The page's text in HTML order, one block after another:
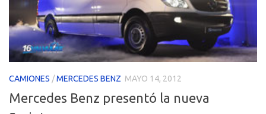
CAMIONES /MERCEDES BENZ MAYO 14, 2012
Mercedes Benz presentó la nueva